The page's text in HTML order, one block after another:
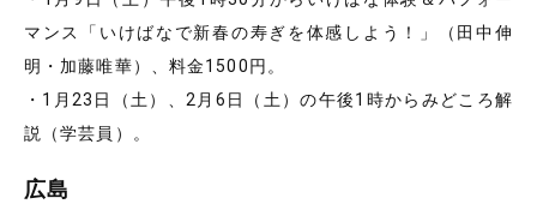
マンス「いけばなで新春の寿ぎを体感しよう！」（田中伸
明・加藤唯華）、料金1500円。
・1月23日（土）、2月6日（土）の午後1時からみどころ解
説（学芸員）。
広島